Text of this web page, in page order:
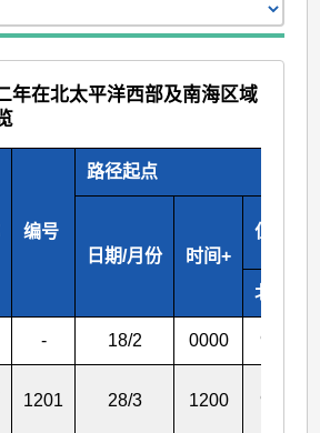
年在北太平洋西部及南海区域
编号
路径起点
日期/月份 时间+
位置
北纬
- 18/2 0000 9.8
1201 28/3 1200 9.5